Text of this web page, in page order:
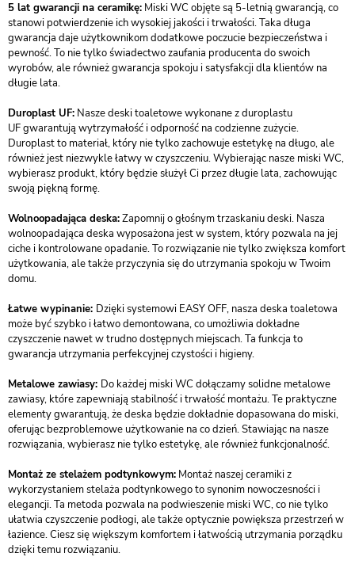
5 lat gwarancji na ceramikę: Miski WC objęte są 5-letnią gwarancją, co
stanowi potwierdzenie ich wysokiej jakości i trwałości. Taka długa
gwarancja daje użytkownikom dodatkowe poczucie bezpieczeństwa i
pewność. To nie tylko świadectwo zaufania producenta do swoich
wyrobów, ale również gwarancja spokoju i satysfakcji dla klientów na
długie lata.
Duroplast UF: Nasze deski toaletowe wykonane z duroplastu
UF gwarantują wytrzymałość i odporność na codzienne zużycie.
Duroplast to materiał, który nie tylko zachowuje estetykę na długo, ale
również jest niezwykle łatwy w czyszczeniu. Wybierając nasze miski WC,
wybierasz produkt, który będzie służył Ci przez długie lata, zachowując
swoją piękną formę.
Wolnoopadająca deska:Zapomnij o głośnym trzaskaniu deski. Nasza
wolnoopadająca deska wyposażona jest w system, który pozwala na jej
ciche i kontrolowane opadanie. To rozwiązanie nie tylko zwiększa komfort
użytkowania, ale także przyczynia się do utrzymania spokoju w Twoim
domu.
Łatwe wypinanie: Dzięki systemowi EASY OFF, nasza deska toaletowa
może być szybko i łatwo demontowana, co umożliwia dokładne
czyszczenie nawet w trudno dostępnych miejscach. Ta funkcja to
gwarancja utrzymania perfekcyjnej czystości i higieny.
Metalowe zawiasy: Do każdej miski WC dołączamy solidne metalowe
zawiasy, które zapewniają stabilność i trwałość montażu. Te praktyczne
elementy gwarantują, że deska będzie dokładnie dopasowana do miski,
oferując bezproblemowe użytkowanie na co dzień. Stawiając na nasze
rozwiązania, wybierasz nie tylko estetykę, ale również funkcjonalność.
Montaż ze stelażem podtynkowym: Montaż naszej ceramiki z
wykorzystaniem stelaża podtynkowego to synonim nowoczesności i
elegancji. Ta metoda pozwala na podwieszenie miski WC, co nie tylko
ułatwia czyszczenie podłogi, ale także optycznie powiększa przestrzeń w
łazience. Ciesz się większym komfortem i łatwością utrzymania porządku
dzięki temu rozwiązaniu.